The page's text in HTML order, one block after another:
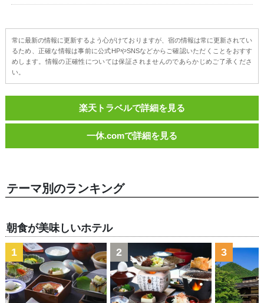
常に最新の情報に更新するよう心がけておりますが、宿の情報は常に更新されてい
るため、正確な情報は事前に公式HPやSNSなどからご確認いただくことをおすす
めします。情報の正確性については保証されませんのであらかじめご了承くださ
い。
楽天トラベルで詳細を見る
一休.comで詳細を見る
テーマ別のランキング
朝食が美味しいホテル
1 2 3